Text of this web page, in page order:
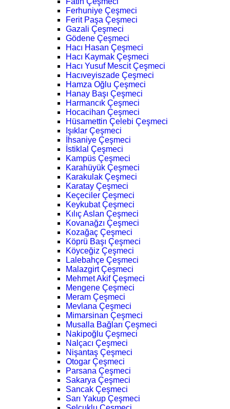
Ferhuniye Çeşmeci
Ferit Paşa Çeşmeci
Gazali Çeşmeci
Gödene Çeşmeci
Hacı Hasan Çeşmeci
Hacı Kaymak Çeşmeci
Hacı Yusuf Mescit Çeşmeci
Hacıveyiszade Çeşmeci
Hamza Oğlu Çeşmeci
Hanay Başı Çeşmeci
Harmancık Çeşmeci
Hocacihan Çeşmeci
Hüsamettin Çelebi Çeşmeci
Işıklar Çeşmeci
İhsaniye Çeşmeci
İstiklal Çeşmeci
Kampüs Çeşmeci
Karahüyük Çeşmeci
Karakulak Çeşmeci
Karatay Çeşmeci
Keçeciler Çeşmeci
Keykubat Çeşmeci
Kılıç Aslan Çeşmeci
Kovanağzı Çeşmeci
Kozağaç Çeşmeci
Köprü Başı Çeşmeci
Köyceğiz Çeşmeci
Lalebahçe Çeşmeci
Malazgirt Çeşmeci
Mehmet Akif Çeşmeci
Mengene Çeşmeci
Meram Çeşmeci
Mevlana Çeşmeci
Mimarsinan Çeşmeci
Musalla Bağları Çeşmeci
Nakipoğlu Çeşmeci
Nalçacı Çeşmeci
Nişantaş Çeşmeci
Otogar Çeşmeci
Parsana Çeşmeci
Sakarya Çeşmeci
Sancak Çeşmeci
Sarı Yakup Çeşmeci